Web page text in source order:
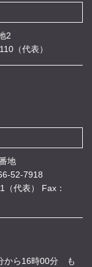
2
（代表）
地
52-7918
代表）
Fax：
から16時00分 も